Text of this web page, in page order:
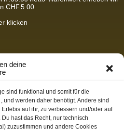
deine
sind funktional und somit für die
und werden daher benötigt. Andere sind
auf ihr, zu verbessern und/oder auf
hast das Recht, nur technisch
zuzustimmen und andere Cookies
CHF.5.00
klicken
Informatik